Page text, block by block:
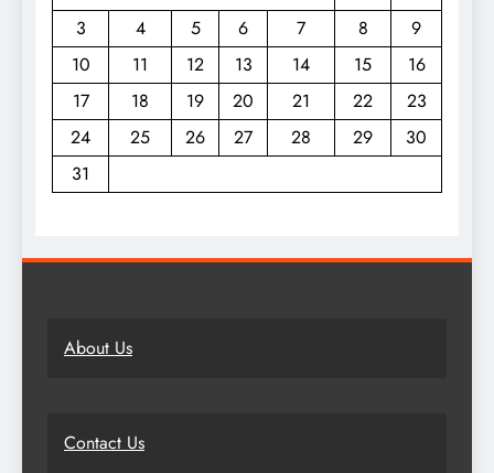
3
4 5 6 7 8
9
10
11 12 13 14 15
16
17
18 19 20 21 22
23
24
25 26 27 28 29
30
31
About Us
Contact Us